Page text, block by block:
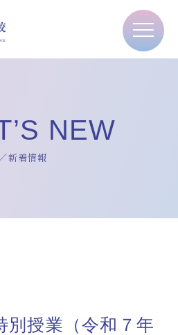
NEW
新着情報
別授業（令和７年